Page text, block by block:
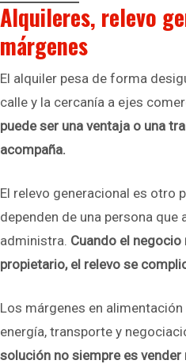
Alquileres, relevo
márgenes
El alquiler pesa de forma
calle y la cercanía a ejes
puede ser una ventaja o una
acompaña.
El relevo generacional es otro
dependen de una persona que
administra. Cuando el
propietario, el relevo se
Los márgenes en
energía, transporte y
solución no siempre es